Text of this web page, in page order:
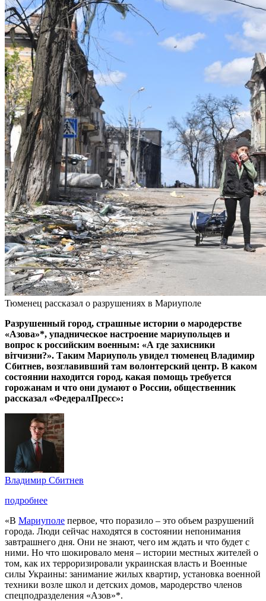
Тюменец рассказал о разрушениях в Мариуполе
Разрушенный город, страшные истории о мародерстве
«Азова»*, упадническое настроение мариупольцев и
вопрос к российским военным: «А где захисники
вітчизни?». Таким Мариуполь увидел тюменец Владимир
Сбитнев, возглавивший там волонтерский центр. В каком
состоянии находится город, какая помощь требуется
горожанам и что они думают о России, общественник
рассказал «ФедералПресс»:
Владимир Сбитнев
подробнее
«В Мариуполе первое, что поразило – это объем разрушений
города. Люди сейчас находятся в состоянии непонимания
завтрашнего дня. Они не знают, чего им ждать и что будет с
ними. Но что шокировало меня – истории местных жителей о
том, как их терроризировали украинская власть и Военные
силы Украины: занимание жилых квартир, установка военной
техники возле школ и детских домов, мародерство членов
спецподразделения «Азов»*.